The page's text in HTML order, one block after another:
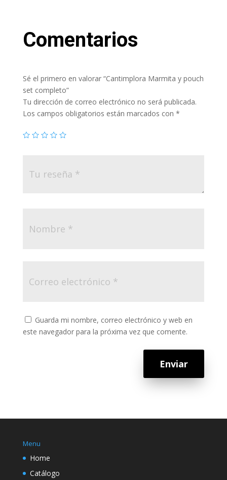
Comentarios
Sé el primero en valorar “Cantimplora Marmita y pouch
set completo”
Tu dirección de correo electrónico no será publicada.
Los campos obligatorios están marcados con *
Guarda mi nombre, correo electrónico y web en
este navegador para la próxima vez que comente.
Enviar
Menu
Home
Catálogo